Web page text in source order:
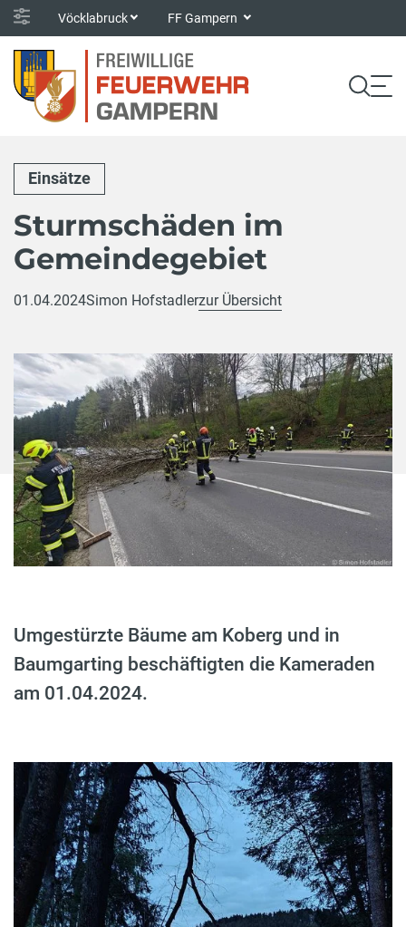
Vöcklabruck FF Gampern
Einsätze
Sturmschäden im
Gemeindegebiet
01.04.2024Simon Hofstadlerzur Übersicht
Umgestürzte Bäume am Koberg und in
Baumgarting beschäftigten die Kameraden
am 01.04.2024.